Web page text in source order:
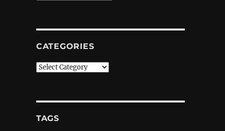
CATEGORIES
Categories
TAGS